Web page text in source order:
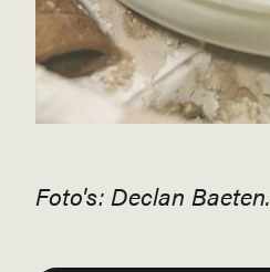
Foto's: Declan Baeten.